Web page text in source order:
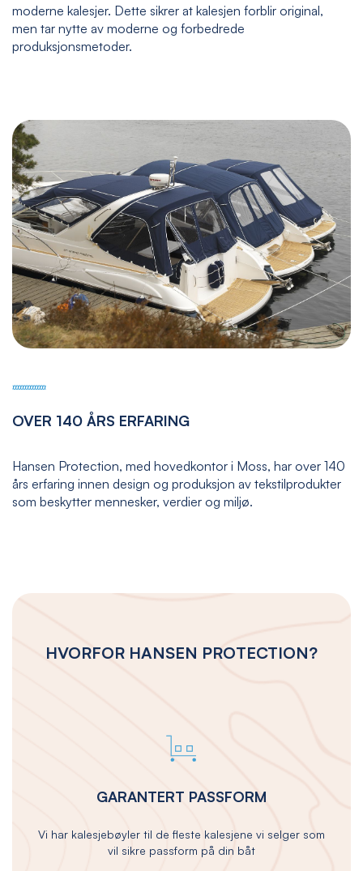
moderne kalesjer. Dette sikrer at kalesjen forblir original,
men tar nytte av moderne og forbedrede
produksjonsmetoder.
OVER 140 ÅRS ERFARING
Hansen Protection, med hovedkontor i Moss, har over 140
års erfaring innen design og produksjon av tekstilprodukter
som beskytter mennesker, verdier og miljø.
HVORFOR HANSEN PROTECTION?
GARANTERT PASSFORM
Vi har kalesjebøyler til de fleste kalesjene vi selger som
vil sikre passform på din båt